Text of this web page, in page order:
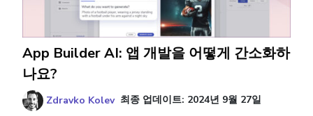
App Builder AI: 앱 개발을 어떻게 간소화하
나요?
Zdravko Kolev 최종 업데이트: 2024년 9월 27일